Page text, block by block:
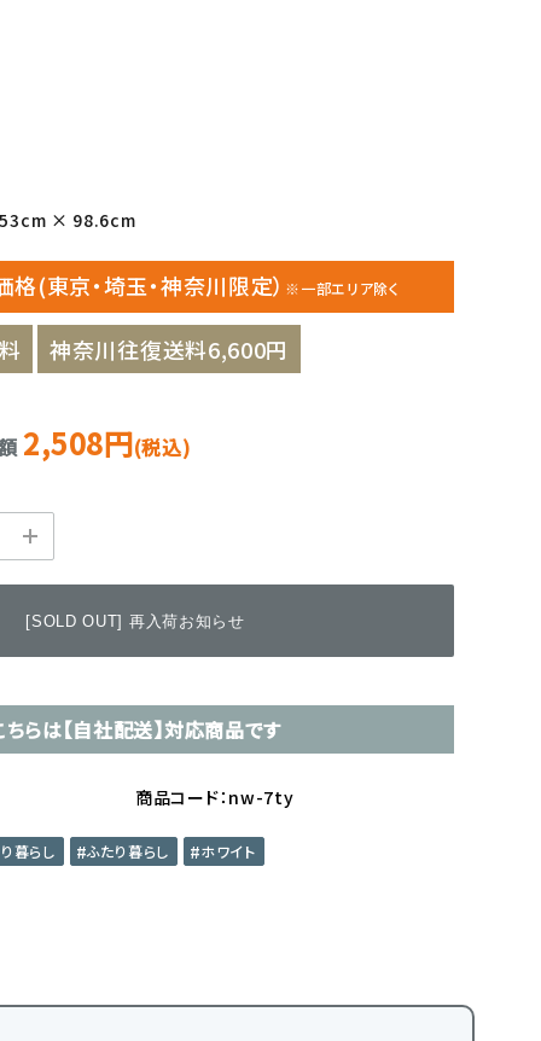
53cm × 98.6cm
格(東京・埼玉・神奈川限定） ※一部エリア除く
神奈川往復送料6,600円
2,508円(税込)
[SOLD OUT] 再入荷お知らせ
ちらは【自社配送】対応商品です
商品コード：nw-7ty
暮らし ふたり暮らし ホワイト